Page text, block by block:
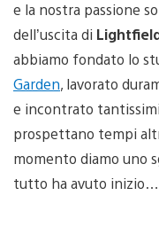
e la nostra passione
dell’uscita di
abbiamo fondato lo
Garden, lavorato
e incontrato
prospettano tempi
momento diamo uno
tutto ha avuto inizio…